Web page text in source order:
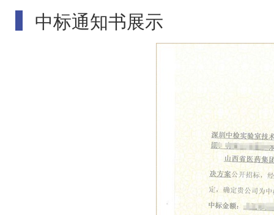
中标通知书展示